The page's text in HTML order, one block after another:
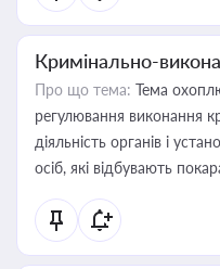
Кримінально-
Про що тема: Тема
регулювання виконання
діяльність органів і
осіб, які відбувають